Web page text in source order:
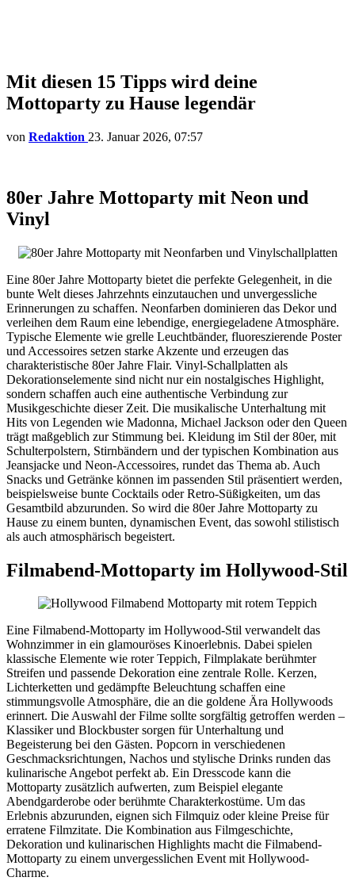
Mit diesen 15 Tipps wird deine
Mottoparty zu Hause legendär
von Redaktion 23. Januar 2026, 07:57
80er Jahre Mottoparty mit Neon und
Vinyl
Eine 80er Jahre Mottoparty bietet die perfekte Gelegenheit, in die
bunte Welt dieses Jahrzehnts einzutauchen und unvergessliche
Erinnerungen zu schaffen. Neonfarben dominieren das Dekor und
verleihen dem Raum eine lebendige, energiegeladene Atmosphäre.
Typische Elemente wie grelle Leuchtbänder, fluoreszierende Poster
und Accessoires setzen starke Akzente und erzeugen das
charakteristische 80er Jahre Flair. Vinyl-Schallplatten als
Dekorationselemente sind nicht nur ein nostalgisches Highlight,
sondern schaffen auch eine authentische Verbindung zur
Musikgeschichte dieser Zeit. Die musikalische Unterhaltung mit
Hits von Legenden wie Madonna, Michael Jackson oder den Queen
trägt maßgeblich zur Stimmung bei. Kleidung im Stil der 80er, mit
Schulterpolstern, Stirnbändern und der typischen Kombination aus
Jeansjacke und Neon-Accessoires, rundet das Thema ab. Auch
Snacks und Getränke können im passenden Stil präsentiert werden,
beispielsweise bunte Cocktails oder Retro-Süßigkeiten, um das
Gesamtbild abzurunden. So wird die 80er Jahre Mottoparty zu
Hause zu einem bunten, dynamischen Event, das sowohl stilistisch
als auch atmosphärisch begeistert.
Filmabend-Mottoparty im Hollywood-Stil
Eine Filmabend-Mottoparty im Hollywood-Stil verwandelt das
Wohnzimmer in ein glamouröses Kinoerlebnis. Dabei spielen
klassische Elemente wie roter Teppich, Filmplakate berühmter
Streifen und passende Dekoration eine zentrale Rolle. Kerzen,
Lichterketten und gedämpfte Beleuchtung schaffen eine
stimmungsvolle Atmosphäre, die an die goldene Ära Hollywoods
erinnert. Die Auswahl der Filme sollte sorgfältig getroffen werden –
Klassiker und Blockbuster sorgen für Unterhaltung und
Begeisterung bei den Gästen. Popcorn in verschiedenen
Geschmacksrichtungen, Nachos und stylische Drinks runden das
kulinarische Angebot perfekt ab. Ein Dresscode kann die
Mottoparty zusätzlich aufwerten, zum Beispiel elegante
Abendgarderobe oder berühmte Charakterkostüme. Um das
Erlebnis abzurunden, eignen sich Filmquiz oder kleine Preise für
erratene Filmzitate. Die Kombination aus Filmgeschichte,
Dekoration und kulinarischen Highlights macht die Filmabend-
Mottoparty zu einem unvergesslichen Event mit Hollywood-
Charme.